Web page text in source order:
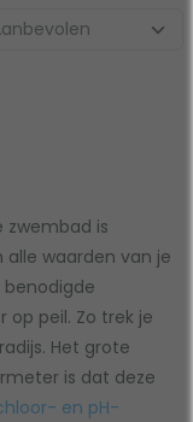
zwembad is
waarden van je
benodigde
peil. Zo trek je
Het grote
is dat deze
en pH-